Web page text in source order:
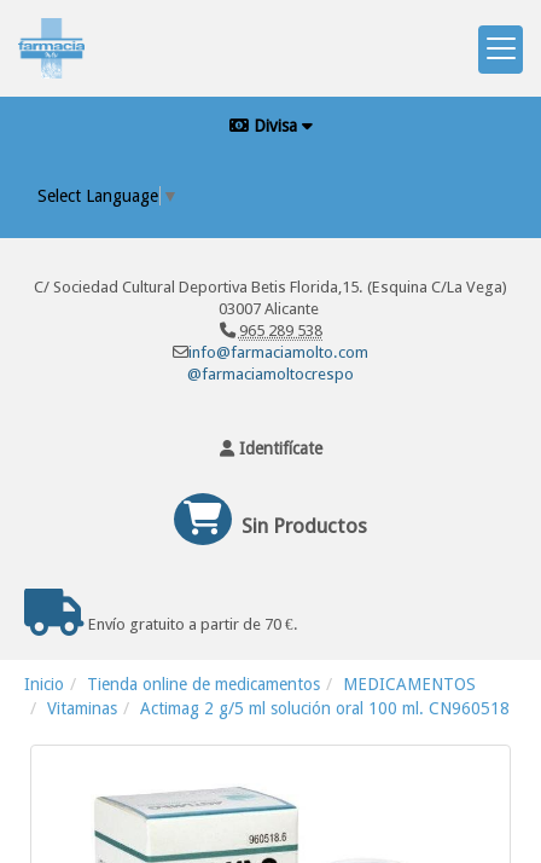
Divisa
Select Language ▼
C/ Sociedad Cultural Deportiva Betis Florida,15. (Esquina C/La Vega)
03007 Alicante
965 289 538
info@farmaciamolto.com
@farmaciamoltocrespo
Identifícate
Sin Productos
Envío gratuito a partir de 70 €.
Inicio Tienda online de medicamentos
MEDICAMENTOS
Vitaminas
Actimag 2 g/5 ml solución oral 100 ml. CN960518